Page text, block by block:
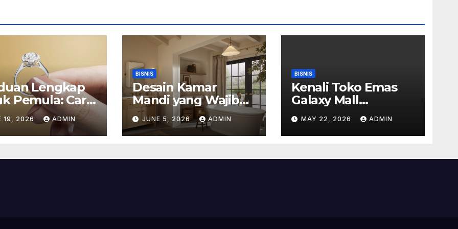
Lengkap
Pemula: Cara
Membeli
Berlian di
Emas Bogor
19, 2026 ADMIN
BISNIS
Desain Kamar
Mandi yang Wajib
Ada di Hunian
Modern
JUNE 5, 2026 ADMIN
BISNIS
Kenali Toko Emas
Galaxy Mall
Surabaya Dengan
Pilihan Perhiasan
Timeless
MAY 22, 2026 ADMIN